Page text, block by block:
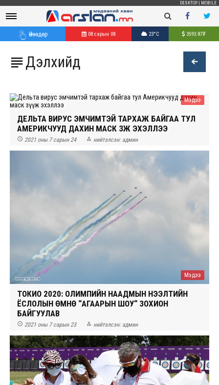
DESKTOP MOBILE
Өнөөдөр 08 сарын 08 23°C 3593.87₮
Дэлхийд
Мэдээ
ДЕЛЬТА ВИРУС ЭМЧИМТЭЙ ТАРХАЖ БАЙГАА ТУЛ
АМЕРИКЧУУД ДАХИН МАСК ЗҮҮЖ ЭХЭЛЛЭЭ
 2021 оны 7 сарын 24  нийтэлсэн: админ
Мэдээ
ТОКИО 2020: ОЛИМПИЙН НААДМЫН НЭЭЛТИЙН
ЁСЛОЛЫН ӨМНӨ “АГААРЫН ШОУ“ ЗОХИОН
БАЙГУУЛАВ
 2021 оны 7 сарын 23  нийтэлсэн: админ